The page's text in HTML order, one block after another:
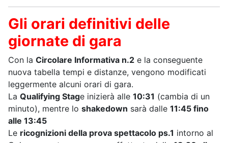
Gli orari definitivi delle
giornate di gara
Con la Circolare Informativa n.2 e la conseguente
nuova tabella tempi e distanze, vengono modificati
leggermente alcuni orari di gara.
La Qualifying Stage inizierà alle 10:31 (cambia di un
minuto), mentre lo shakedown sarà dalle 11:45 fino
alle 13:45
Le ricognizioni della prova spettacolo ps.1 intorno al